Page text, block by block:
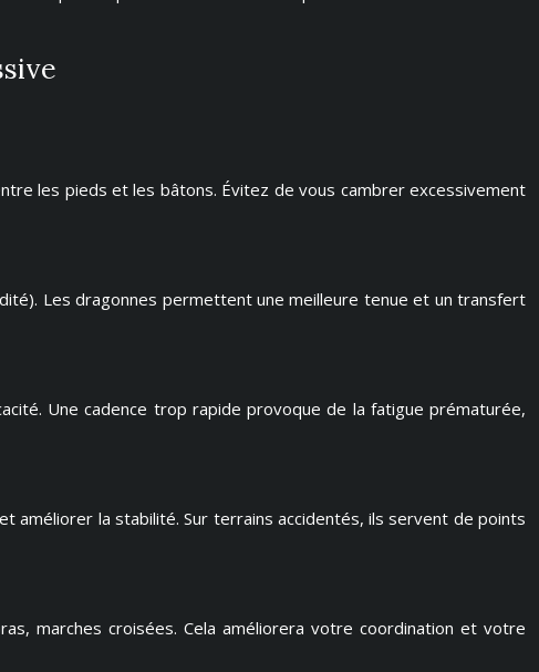
les pieds et les bâtons. Évitez de vous cambrer excessivement
Les dragonnes permettent une meilleure tenue et un transfert
Une cadence trop rapide provoque de la fatigue prématurée,
améliorer la stabilité. Sur terrains accidentés, ils servent de points
marches croisées. Cela améliorera votre coordination et votre